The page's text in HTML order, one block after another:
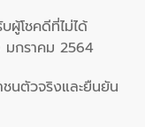
ผู้โชคดีที่ไม่ได้
กราคม 2564
นตัวจริงและยืนยัน